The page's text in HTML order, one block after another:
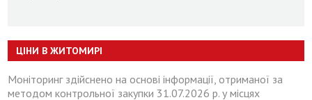
ЦІНИ В ЖИТОМИРІ
Моніторинг здійснено на основі інформації, отриманої за
методом контрольної закупки 31.07.2026 р. у місцях